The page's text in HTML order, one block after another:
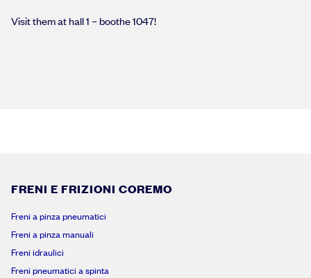
Visit them at hall 1 – boothe 1047!
FRENI E FRIZIONI COREMO
Freni a pinza pneumatici
Freni a pinza manuali
Freni idraulici
Freni pneumatici a spinta